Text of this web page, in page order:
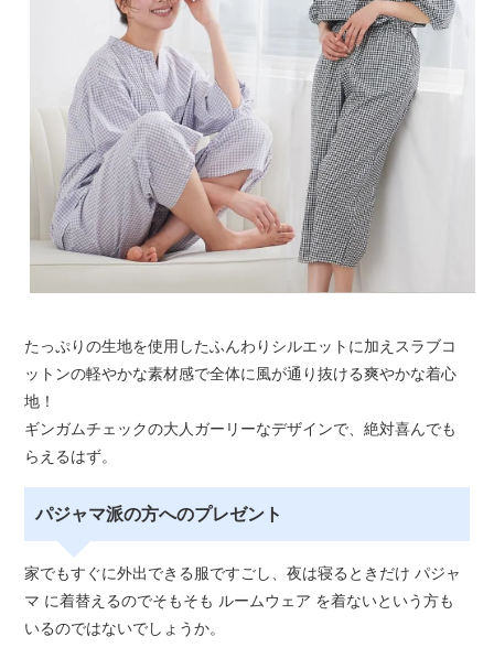
たっぷりの生地を使用したふんわりシルエットに加えスラブコ
ットンの軽やかな素材感で全体に風が通り抜ける爽やかな着心
地！
ギンガムチェックの大人ガーリーなデザインで、絶対喜んでも
らえるはず。
パジャマ派の方へのプレゼント
家でもすぐに外出できる服ですごし、夜は寝るときだけ パジャ
マ に着替えるのでそもそも ルームウェア を着ないという方も
いるのではないでしょうか。